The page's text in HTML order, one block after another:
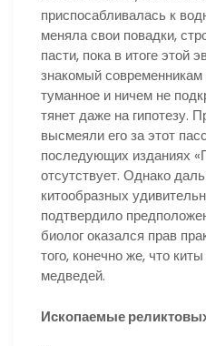
приспосабливалась к
меняла свои повадки,
пасти, пока в итоге этой
знакомый современникам
туманное и ничем не
тянет даже на гипотезу.
высмеяли его за этот
последующих изданиях
отсутствует. Однако
китообразных
подтвердило
биолог оказался прав
того, конечно же, что
медведей.
Ископаемые